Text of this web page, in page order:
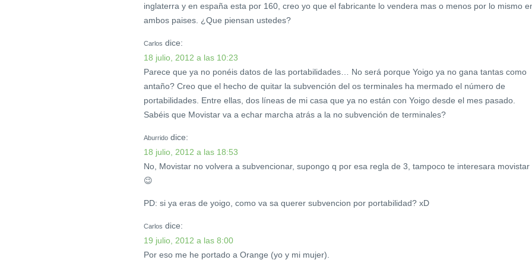
inglaterra y en españa esta por 160, creo yo que el fabricante lo vendera mas o menos por lo mismo
ambos paises. ¿Que piensan ustedes?
Carlos dice:
18 julio, 2012 a las 10:23
Parece que ya no ponéis datos de las portabilidades… No será porque Yoigo ya no gana tantas como
antaño? Creo que el hecho de quitar la subvención del os terminales ha mermado el número de
portabilidades. Entre ellas, dos líneas de mi casa que ya no están con Yoigo desde el mes pasado.
Sabéis que Movistar va a echar marcha atrás a la no subvención de terminales?
Aburrido dice:
18 julio, 2012 a las 18:53
No, Movistar no volvera a subvencionar, supongo q por esa regla de 3, tampoco te interesara movistar
😉
PD: si ya eras de yoigo, como va sa querer subvencion por portabilidad? xD
Carlos dice:
19 julio, 2012 a las 8:00
Por eso me he portado a Orange (yo y mi mujer).